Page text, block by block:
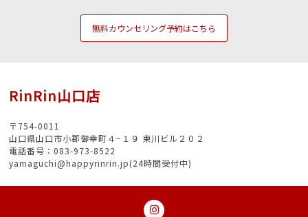
無料カウンセリング予約はこちら
RinRin山口店
〒754-0011
山口県山口市小郡御幸町４−１９ 東川ビル２０２
電話番号：083-973-8522
yamaguchi@happyrinrin.jp(24時間受付中)